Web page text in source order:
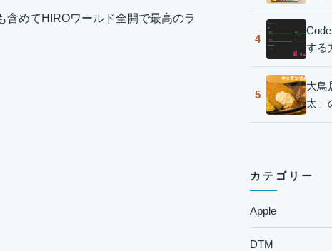
含めてHIROワールド全開で最高のラ
4
する
5
大鳥
太」
カテゴリー
Apple
DTM